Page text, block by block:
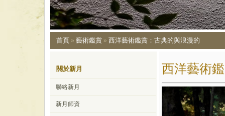
首頁 » 藝術鑑賞 » 西洋藝術鑑賞：古典的與浪漫的
關於新月
聯絡新月
新月師資
西洋藝術